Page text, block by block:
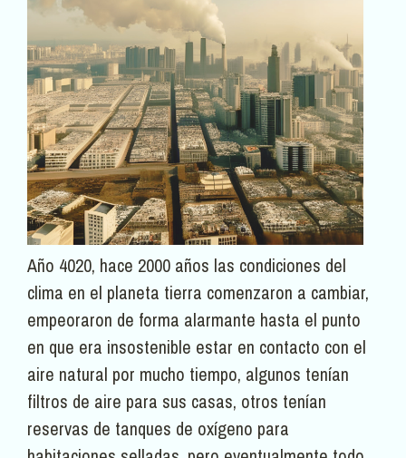
Año 4020, hace 2000 años las condiciones del
clima en el planeta tierra comenzaron a cambiar,
empeoraron de forma alarmante hasta el punto
en que era insostenible estar en contacto con el
aire natural por mucho tiempo, algunos tenían
filtros de aire para sus casas, otros tenían
reservas de tanques de oxígeno para